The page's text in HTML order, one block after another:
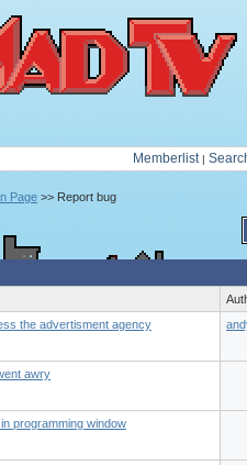
Memberlist|
Page >> Report bug
the advertisment agency
awry
programming window